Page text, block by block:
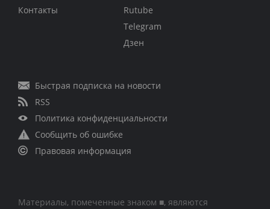
Контакты
Rutube
Telegram
Дзен
Быстрая подписка на новости
RSS
Политика конфиденциальности
Сообщить об ошибке
Правовая информация
Материалы, помеченные знаком ■, являются